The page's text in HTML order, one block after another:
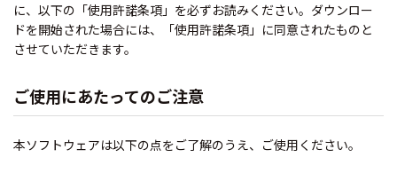
に、以下の「使用許諾条項」を必ずお読みください。ダウンロー
ドを開始された場合には、「使用許諾条項」に同意されたものと
させていただきます。
ご使用にあたってのご注意
本ソフトウェアは以下の点をご了解のうえ、ご使用ください。